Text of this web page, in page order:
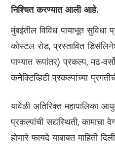
निश्चित करण्यात आली आहे.
मुंबईतील विविध पायाभूत सुविधा
कोस्टल रोड, प्रस्तावित
पाण्यात रूपांतर) प्रकल्प, मढ-
कनेक्टिव्हिटी प्रकल्पांच्या
यावेळी अतिरिक्त महापालिका
प्रकल्पांची सद्यस्थिती, कामाचा
होणारे फायदे याबाबत माहिती